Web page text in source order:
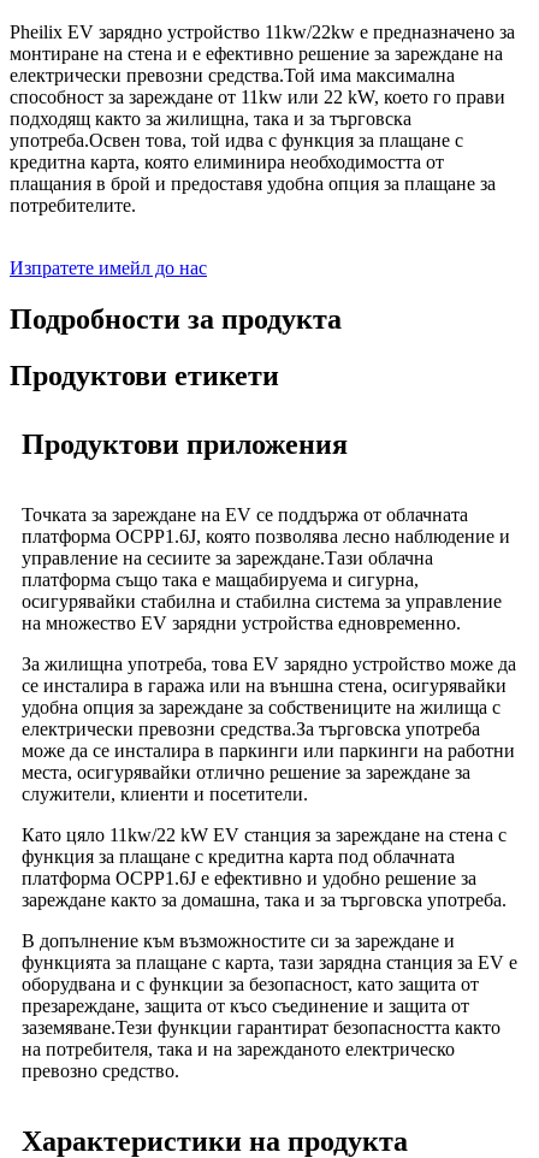
Pheilix EV зарядно устройство 11kw/22kw е предназначено за
монтиране на стена и е ефективно решение за зареждане на
електрически превозни средства.Той има максимална
способност за зареждане от 11kw или 22 kW, което го прави
подходящ както за жилищна, така и за търговска
употреба.Освен това, той идва с функция за плащане с
кредитна карта, която елиминира необходимостта от
плащания в брой и предоставя удобна опция за плащане за
потребителите.
Изпратете имейл до нас
Подробности за продукта
Продуктови етикети
Продуктови приложения
Точката за зареждане на EV се поддържа от облачната
платформа OCPP1.6J, която позволява лесно наблюдение и
управление на сесиите за зареждане.Тази облачна
платформа също така е мащабируема и сигурна,
осигурявайки стабилна и стабилна система за управление
на множество EV зарядни устройства едновременно.
За жилищна употреба, това EV зарядно устройство може да
се инсталира в гаража или на външна стена, осигурявайки
удобна опция за зареждане за собствениците на жилища с
електрически превозни средства.За търговска употреба
може да се инсталира в паркинги или паркинги на работни
места, осигурявайки отлично решение за зареждане за
служители, клиенти и посетители.
Като цяло 11kw/22 kW EV станция за зареждане на стена с
функция за плащане с кредитна карта под облачната
платформа OCPP1.6J е ефективно и удобно решение за
зареждане както за домашна, така и за търговска употреба.
В допълнение към възможностите си за зареждане и
функцията за плащане с карта, тази зарядна станция за EV е
оборудвана и с функции за безопасност, като защита от
презареждане, защита от късо съединение и защита от
заземяване.Тези функции гарантират безопасността както
на потребителя, така и на зарежданото електрическо
превозно средство.
Характеристики на продукта